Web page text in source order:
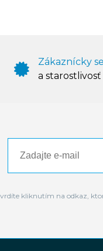
Zákaznícky
a starostlivosť
kliknutím na odkaz,